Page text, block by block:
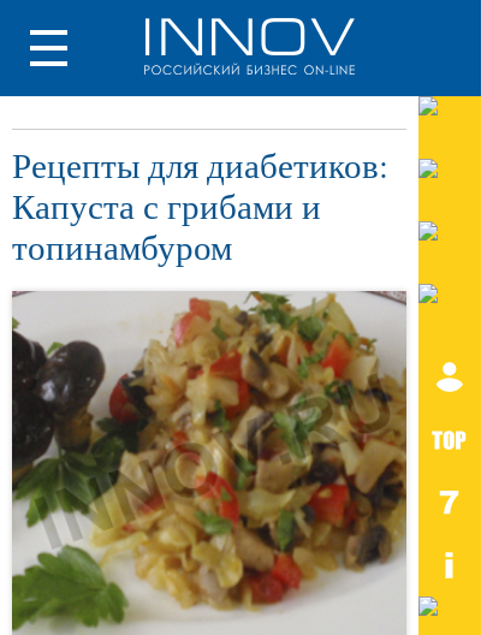
Рецепты для диабетиков:
Капуста с грибами и
топинамбуром